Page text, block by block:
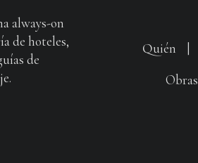
always-on
de hoteles,
de
Quién
Obras